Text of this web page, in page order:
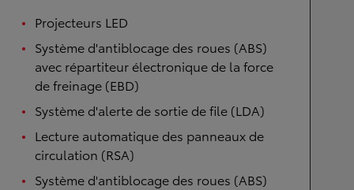
Projecteurs LED
Système d'antiblocage des roues (ABS)
avec répartiteur électronique de la force
de freinage (EBD)
Système d'alerte de sortie de file (LDA)
Lecture automatique des panneaux de
circulation (RSA)
Système d'antiblocage des roues (ABS)